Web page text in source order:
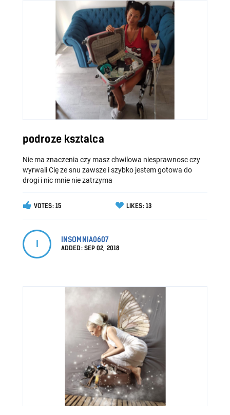
podroze ksztalca
Nie ma znaczenia czy masz chwilowa niesprawnosc czy
wyrwali Cię ze snu zawsze i szybko jestem gotowa do
drogi i nic mnie nie zatrzyma
VOTES: 15 LIKES: 13
I INSOMNIA0607
ADDED:SEP 02, 2018